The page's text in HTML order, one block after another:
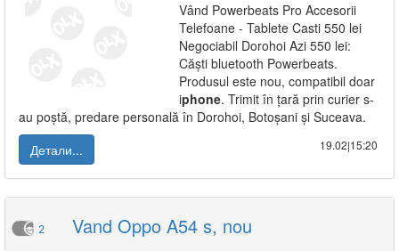
Vând Powerbeats Pro Accesorii
Telefoane - Tablete Casti 550 lei
Negociabil Dorohoi Azi 550 lei:
Căști bluetooth Powerbeats.
Produsul este nou, compatibil doar
iphone. Trimit în țară prin curier s-
au poștă, predare personală în Dorohoi, Botoșani și Suceava.
Детали...
19.02|15:20
2 Vand Oppo A54 s, nou